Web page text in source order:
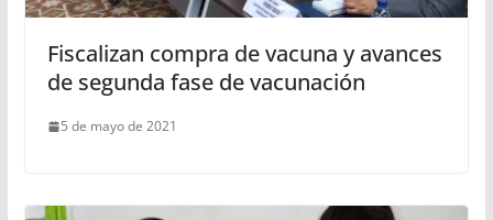
Fiscalizan compra de vacuna y avances
de segunda fase de vacunación
5 de mayo de 2021